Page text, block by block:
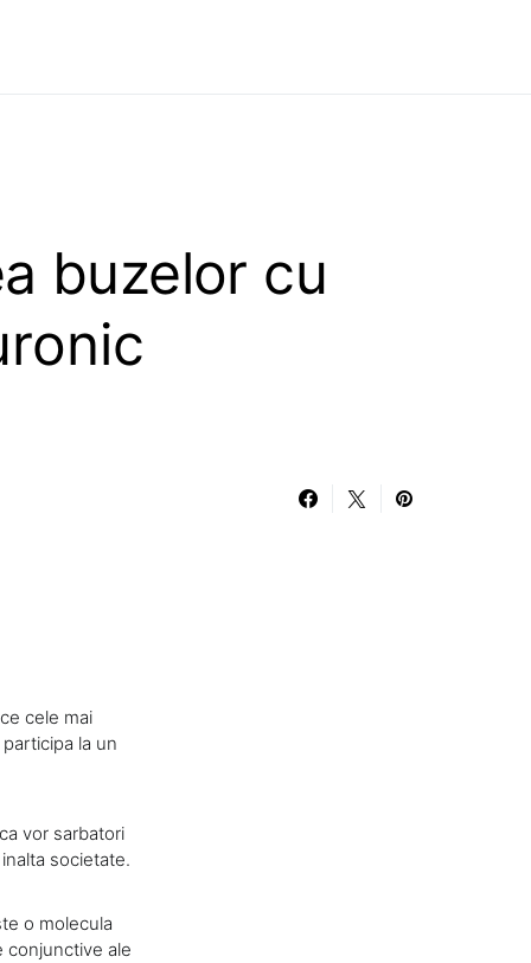
buzelor cu
cele mai
la un
vor sarbatori
societate.
o molecula
conjunctive ale